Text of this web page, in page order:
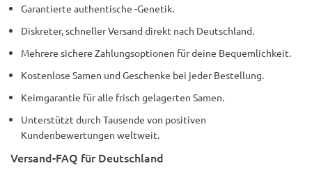
Garantierte authentische -Genetik.
Diskreter, schneller Versand direkt nach Deutschland.
Mehrere sichere Zahlungsoptionen für deine Bequemlichkeit.
Kostenlose Samen und Geschenke bei jeder Bestellung.
Keimgarantie für alle frisch gelagerten Samen.
Unterstützt durch Tausende von positiven
Kundenbewertungen weltweit.
Versand-FAQ für Deutschland